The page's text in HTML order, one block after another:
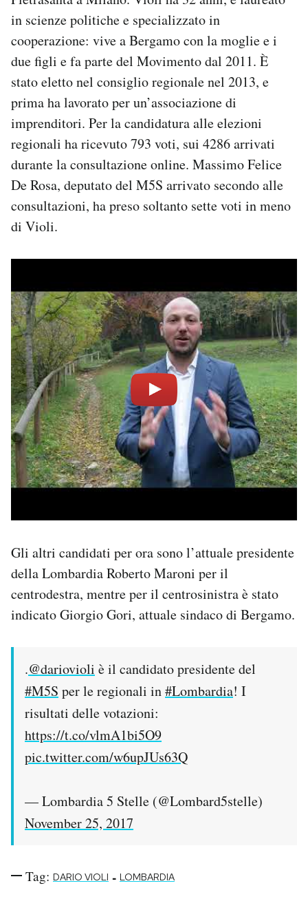
AREA PERSONALE
Area Personale
Newsletter
Notifiche mobile
Regala il Post
Hai bisogno di aiuto?
Esci
in scienze politiche e specializzato in
cooperazione: vive a Bergamo con la moglie e i
due figli e fa parte del Movimento dal 2011. È
stato eletto nel consiglio regionale nel 2013, e
prima ha lavorato per un’associazione di
imprenditori. Per la candidatura alle elezioni
regionali ha ricevuto 793 voti, sui 4286 arrivati
durante la consultazione online. Massimo Felice
De Rosa, deputato del M5S arrivato secondo alle
consultazioni, ha preso soltanto sette voti in meno
di Violi.
Gli altri candidati per ora sono l’attuale presidente
della Lombardia Roberto Maroni per il
centrodestra, mentre per il centrosinistra è stato
indicato Giorgio Gori, attuale sindaco di Bergamo.
.@dariovioli è il candidato presidente del
#M5S per le regionali in#Lombardia! I
risultati delle votazioni:
https://t.co/vlmA1bi5O9
pic.twitter.com/w6upJUs63Q
— Lombardia 5 Stelle (@Lombard5stelle)
November 25, 2017
Tag: DARIO VIOLI - LOMBARDIA